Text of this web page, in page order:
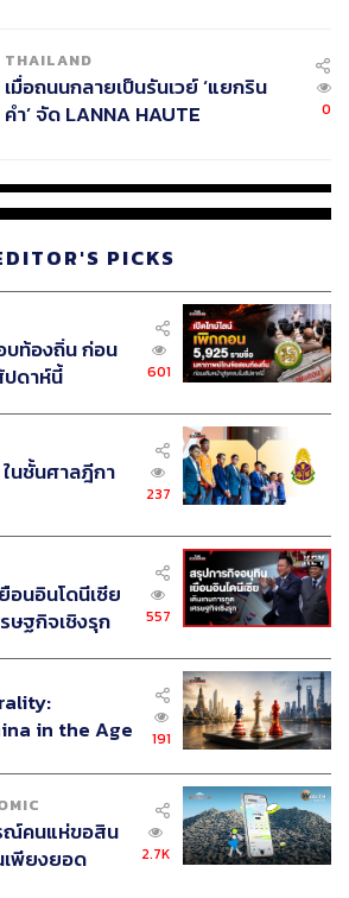
THAILAND
เมื่อถนนกลายเป็นรันเวย์ ‘แยกริน
คำ’ จัด LANNA HAUTE
0
PICKS
บท้องถิ่น ก่อน
ปดาห์นี้
601
นชั้นศาลฎีกา
237
อนอินโดนีเซีย
ษฐกิจเชิงรุก
557
in the Age
191
ณ์คนแห่ขอสิน
เพียงยอด
2.7K